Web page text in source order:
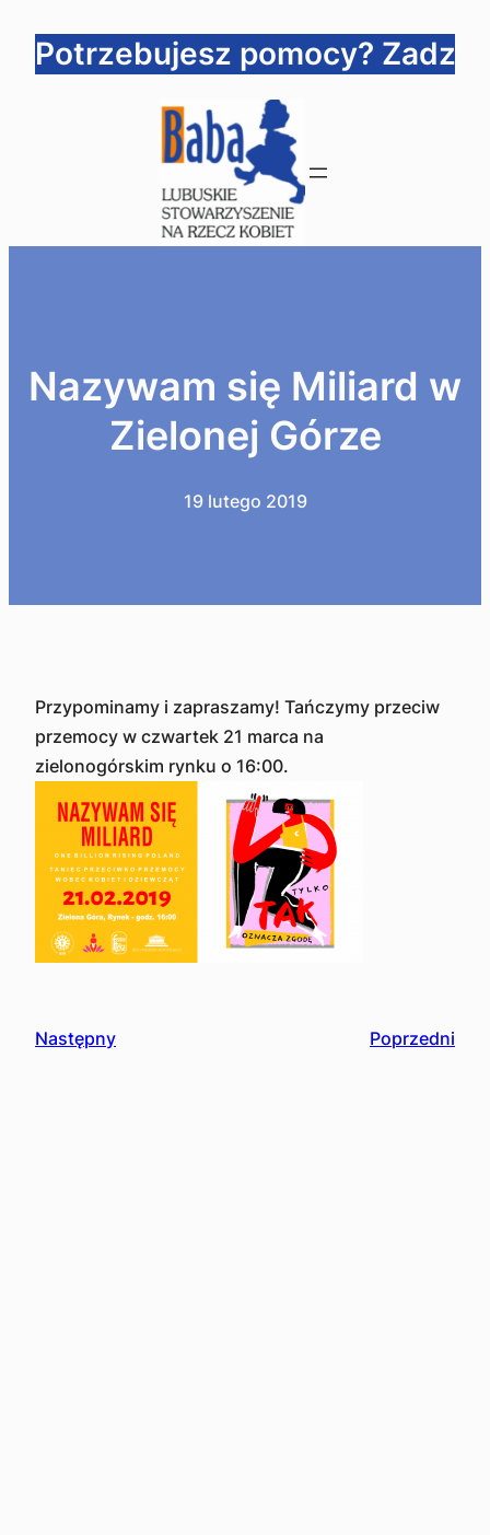
treści
Potrzebujesz pomocy?
Nazywam się Miliard w
Zielonej Górze
19 lutego 2019
Przypominamy i zapraszamy! Tańczymy przeciw
przemocy w czwartek 21 marca na
zielonogórskim rynku o 16:00.
Następny Poprzedni